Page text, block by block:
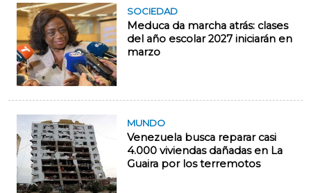
SOCIEDAD
Meduca da marcha atrás: clases
del año escolar 2027 iniciarán en
marzo
MUNDO
Venezuela busca reparar casi
4.000 viviendas dañadas en La
Guaira por los terremotos